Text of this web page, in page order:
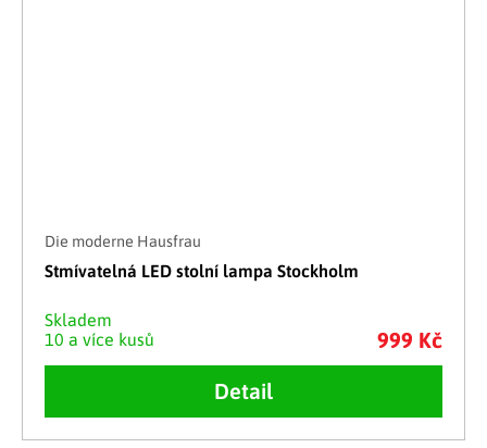
Die moderne Hausfrau
Stmívatelná LED stolní lampa Stockholm
Skladem
10 a více kusů
999 Kč
Detail